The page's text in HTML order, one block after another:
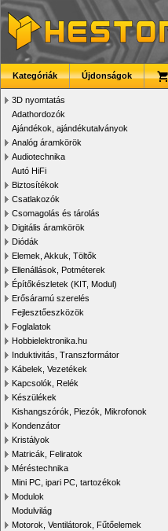
Kategóriák Újdonságok
3D nyomtatás
Adathordozók
Ajándékok, ajándékutalványok
Analóg áramkörök
Audiotechnika
Autó HiFi
Biztosítékok
Csatlakozók
Csomagolás és tárolás
Digitális áramkörök
Diódák
Elemek, Akkuk, Töltők
Ellenállások, Potméterek
Építőkészletek (KIT, Modul)
Erősáramú szerelés
Fejlesztőeszközök
Foglalatok
Hobbielektronika.hu
Induktivitás, Transzformátor
Kábelek, Vezetékek
Kapcsolók, Relék
Készülékek
Kishangszórók, Piezók, Mikrofonok
Kondenzátor
Kristályok
Matricák, Feliratok
Méréstechnika
Mini PC, ipari PC, tartozékok
Modulok
Modulvilág
Motorok, Ventilátorok, Fűtőelemek